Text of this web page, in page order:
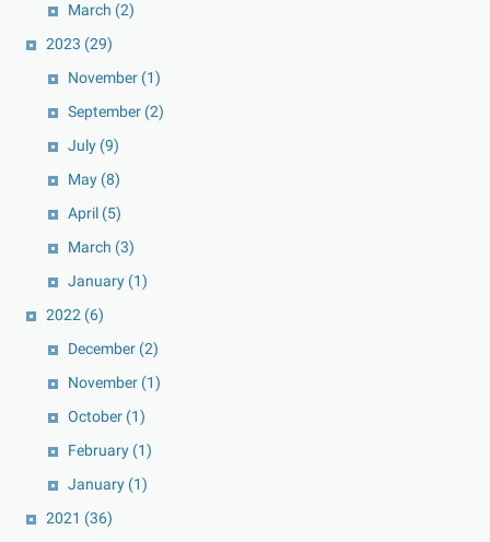
March (2)
2023 (29)
November (1)
September (2)
July (9)
May (8)
April (5)
March (3)
January (1)
2022 (6)
December (2)
November (1)
October (1)
February (1)
January (1)
2021 (36)